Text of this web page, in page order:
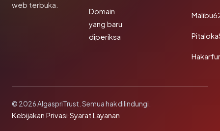
web terbuka.
Domain
yang baru
diperiksa
© 2026 AlgaspriTrust. Semua hak dilindungi.
Kebijakan Privasi·Syarat Layanan